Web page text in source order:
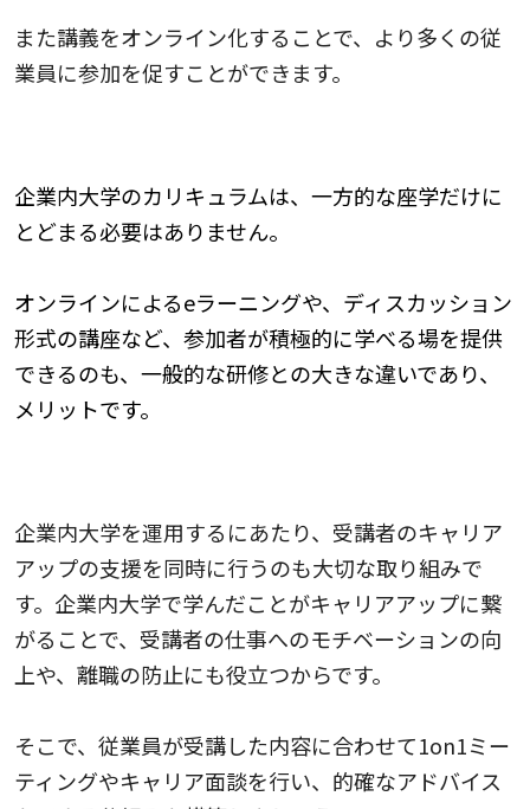
また講義をオンライン化することで、より多くの従
業員に参加を促すことができます。
企業内大学のカリキュラムは、一方的な座学だけに
とどまる必要はありません。
オンラインによるeラーニングや、ディスカッション
形式の講座など、参加者が積極的に学べる場を提供
できるのも、一般的な研修との大きな違いであり、
メリットです。
企業内大学を運用するにあたり、受講者のキャリア
アップの支援を同時に行うのも大切な取り組みで
す。企業内大学で学んだことがキャリアアップに繋
がることで、受講者の仕事へのモチベーションの向
上や、離職の防止にも役立つからです。
そこで、従業員が受講した内容に合わせて1on1ミー
ティングやキャリア面談を行い、的確なアドバイス